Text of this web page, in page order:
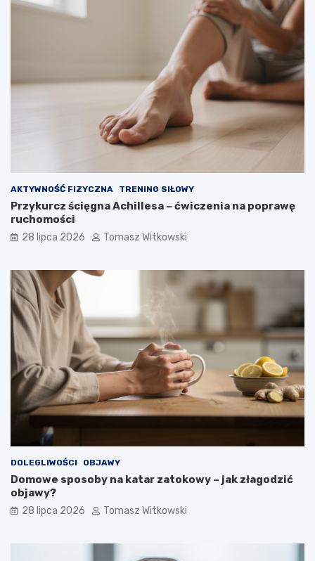
AKTYWNOŚĆ FIZYCZNA TRENING SIŁOWY
Przykurcz ścięgna Achillesa – ćwiczenia na poprawę
ruchomości
28 lipca 2026 Tomasz Witkowski
DOLEGLIWOŚCI OBJAWY
Domowe sposoby na katar zatokowy – jak złagodzić
objawy?
28 lipca 2026 Tomasz Witkowski